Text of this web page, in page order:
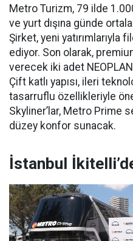
Metro Turizm, 79 ilde
ve yurt dışına günde
Şirket, yeni
ediyor. Son olarak,
verecek iki adet
Çift katlı yapısı, ileri
tasarruflu özellikleriyle öne
Skyliner’lar, Metro Prime
düzey konfor sunacak.
İstanbul